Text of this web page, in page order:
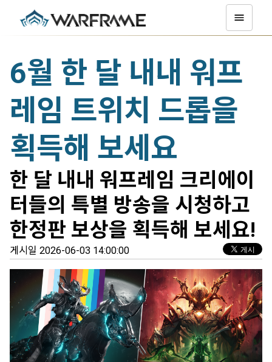
6월 한 달 내내 워프
레임 트위치 드롭을
획득해 보세요
한 달 내내 워프레임 크리에이
터들의 특별 방송을 시청하고
한정판 보상을 획득해 보세요!
게시일 2026-06-03 14:00:00